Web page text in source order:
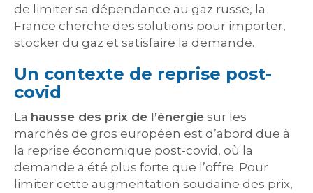
de limiter sa dépendance au gaz russe, la
France cherche des solutions pour importer,
stocker du gaz et satisfaire la demande.
Un contexte de reprise post-
covid
La hausse des prix de l’énergie sur les
marchés de gros européen est d’abord due à
la reprise économique post-covid, où la
demande a été plus forte que l’offre. Pour
limiter cette augmentation soudaine des prix,